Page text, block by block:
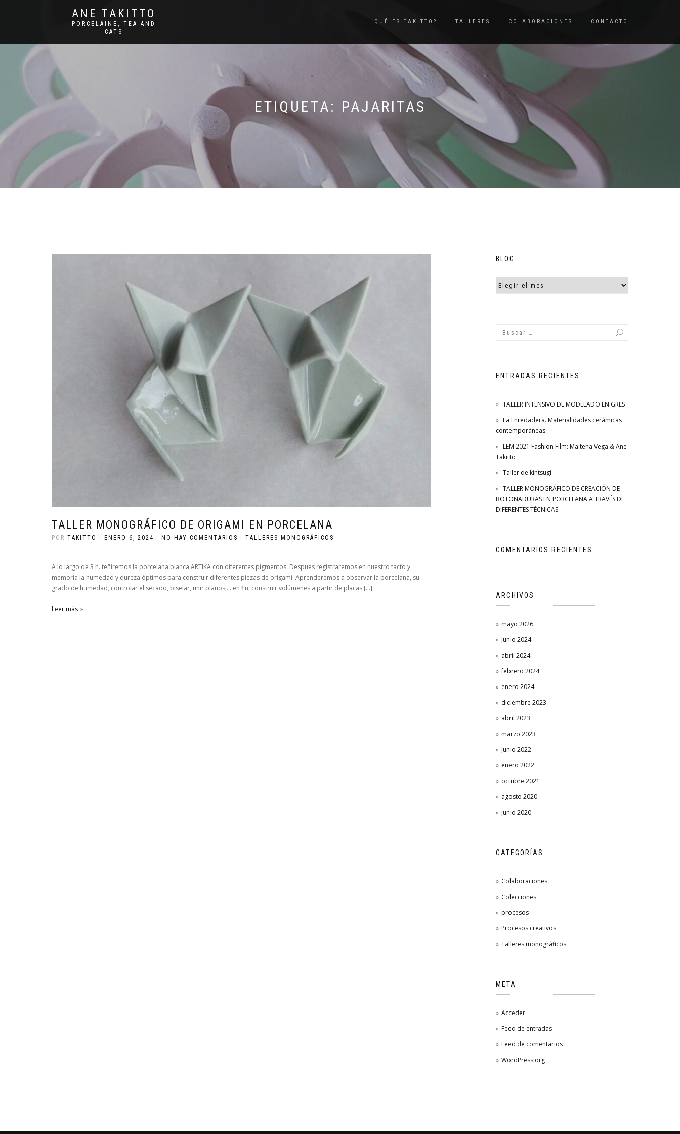
ANE TAKITTO
PORCELAINE, TEA AND
CATS
QUÉ ES TAKITTO? TALLERES COLABORACIONES CONTACTO
ETIQUETA: PAJARITAS
TALLER MONOGRÁFICO DE ORIGAMI EN PORCELANA
POR TAKITTO ENERO 6, 2024 NO HAY COMENTARIOS TALLERES MONOGRÁFICOS
A lo largo de 3 h. teñiremos la porcelana blanca ARTIKA con diferentes pigmentos. Después registraremos en nuestro tacto y
memoria la humedad y dureza óptimos para construir diferentes piezas de origami. Aprenderemos a observar la porcelana, su
grado de humedad, controlar el secado, biselar, unir planos,… en fin, construir volúmenes a partir de placas […]
Leer más
BLOG
ENTRADAS RECIENTES
TALLER INTENSIVO DE MODELADO EN GRES
La Enredadera. Materialidades cerámicas
contemporáneas.
LEM 2021 Fashion Film: Maitena Vega & Ane
Takitto
Taller de kintsugi
TALLER MONOGRÁFICO DE CREACIÓN DE
BOTONADURAS EN PORCELANA A TRAVÉS DE
DIFERENTES TÉCNICAS
COMENTARIOS RECIENTES
ARCHIVOS
mayo 2026
junio 2024
abril 2024
febrero 2024
enero 2024
diciembre 2023
abril 2023
marzo 2023
junio 2022
enero 2022
octubre 2021
agosto 2020
junio 2020
CATEGORÍAS
Colaboraciones
Colecciones
procesos
Procesos creativos
Talleres monográficos
META
Acceder
Feed de entradas
Feed de comentarios
WordPress.org